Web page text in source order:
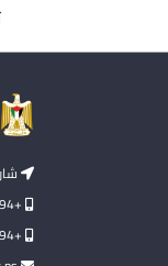
+9728-2847894
+9728-2847894